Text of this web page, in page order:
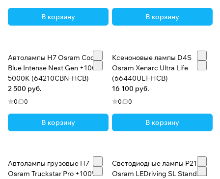
В корзину В корзину
Автолампы H7 Osram Cool
Blue Intense Next Gen +100%
5000K (64210CBN-HCB)
2 500 руб.
0 0
В корзину
Ксеноновые лампы D4S
Osram Xenarc Ultra Life
(66440ULT-HCB)
16 100 руб.
0 0
В корзину
Автолампы грузовые H7
Osram Truckstar Pro +100%
Светодиодные лампы P21W
Osram LEDriving SL Standard